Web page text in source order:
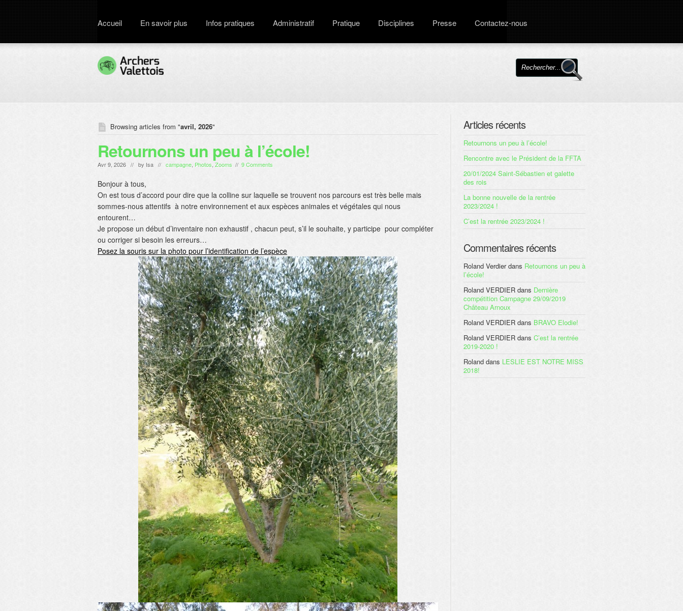
Accueil En savoir plus Infos pratiques Administratif Pratique Disciplines Presse Contactez-nous
Browsing articles from "avril, 2026"
Retournons un peu à l’école!
Avr 9, 2026 // by Isa // campagne Photos Zooms // 9 Comments
Bonjour à tous,
On est tous d’accord pour dire que la colline sur laquelle se trouvent nos parcours est très belle mais
sommes-nous attentifs à notre environnement et aux espèces animales et végétales qui nous
entourent…
Je propose un début d’inventaire non exhaustif , chacun peut, s’il le souhaite, y participe pour compléter
ou corriger si besoin les erreurs…
Posez la souris sur la photo pour l’identification de l’espèce
Articles récents
Retournons un peu à l’école!
Rencontre avec le Président de la FFTA
20/01/2024 Saint-Sébastien et galette
des rois
La bonne nouvelle de la rentrée
2023/2024 !
C’est la rentrée 2023/2024 !
Commentaires récents
Roland Verdierdans Retournons un peu à
l’école!
Roland VERDIER dans Dernière
compétition Campagne 29/09/2019
Château Arnoux
Roland VERDIER dans BRAVO Elodie!
Roland VERDIER dans C’est la rentrée
2019-2020 !
Roland dans LESLIE EST NOTRE MISS
2018!